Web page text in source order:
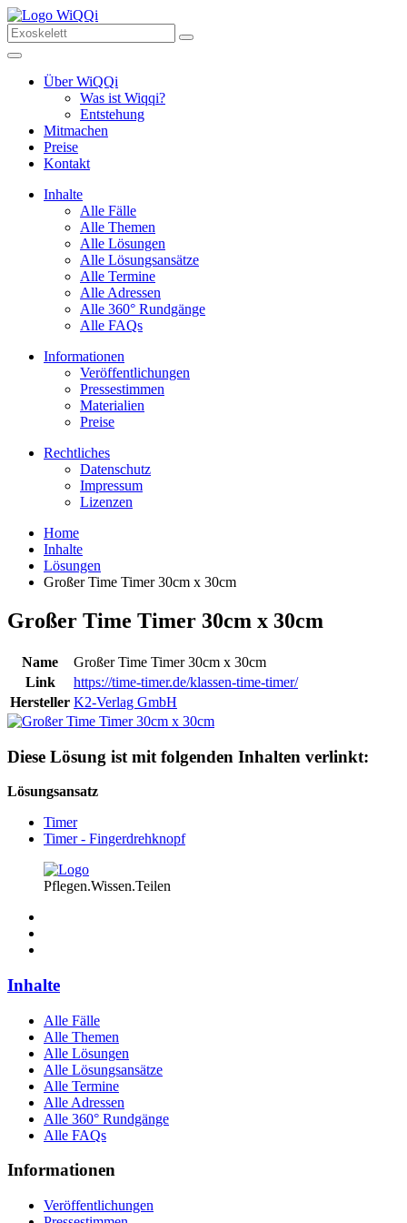
Über WiQQi
Was ist Wiqqi?
Entstehung
Mitmachen
Preise
Kontakt
Inhalte
Alle Fälle
Alle Themen
Alle Lösungen
Alle Lösungsansätze
Alle Termine
Alle Adressen
Alle 360° Rundgänge
Alle FAQs
Informationen
Veröffentlichungen
Pressestimmen
Materialien
Preise
Rechtliches
Datenschutz
Impressum
Lizenzen
Home
Inhalte
Lösungen
Großer Time Timer 30cm x 30cm
Großer Time Timer 30cm x 30cm
Name
Großer Time Timer 30cm x 30cm
Link
https://time-timer.de/klassen-time-timer/
Hersteller K2-Verlag GmbH
Diese Lösung ist mit folgenden Inhalten verlinkt:
Lösungsansatz
Timer
Timer - Fingerdrehknopf
Pflegen.Wissen.Teilen
Inhalte
Alle Fälle
Alle Themen
Alle Lösungen
Alle Lösungsansätze
Alle Termine
Alle Adressen
Alle 360° Rundgänge
Alle FAQs
Informationen
Veröffentlichungen